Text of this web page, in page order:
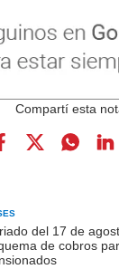
del 17 de
de cobros